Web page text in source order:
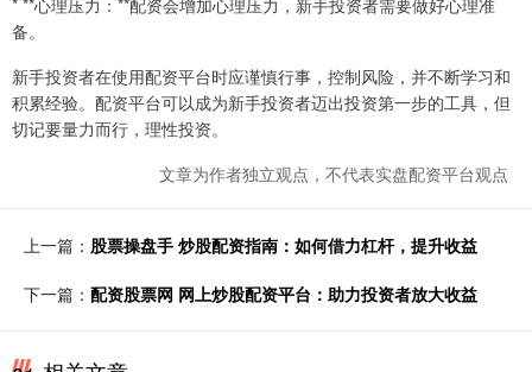
* **心理压力：**配资会增加心理压力，新手投资者需要做好心理准
备。
新手投资者在使用配资平台时应谨慎行事，控制风险，并不断学习和
积累经验。配资平台可以成为新手投资者迈出投资第一步的工具，但
切记要量力而行，理性投资。
文章为作者独立观点，不代表实盘配资平台观点
上一篇： 股票操盘手 炒股配资指南：如何借力杠杆，提升收益
下一篇： 配资股票网 网上炒股配资平台：助力投资者放大收益